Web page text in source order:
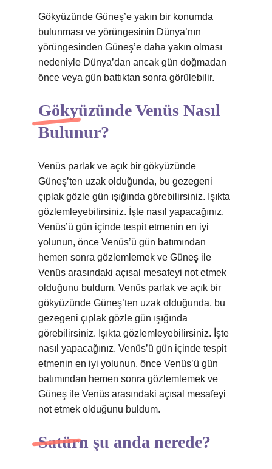
Gökyüzünde Güneş’e yakın bir konumda
bulunması ve yörüngesinin Dünya’nın
yörüngesinden Güneş’e daha yakın olması
nedeniyle Dünya’dan ancak gün doğmadan
önce veya gün battıktan sonra görülebilir.
Gökyüzünde Venüs Nasıl
Bulunur?
Venüs parlak ve açık bir gökyüzünde
Güneş’ten uzak olduğunda, bu gezegeni
çıplak gözle gün ışığında görebilirsiniz. Işıkta
gözlemleyebilirsiniz. İşte nasıl yapacağınız.
Venüs’ü gün içinde tespit etmenin en iyi
yolunun, önce Venüs’ü gün batımından
hemen sonra gözlemlemek ve Güneş ile
Venüs arasındaki açısal mesafeyi not etmek
olduğunu buldum. Venüs parlak ve açık bir
gökyüzünde Güneş’ten uzak olduğunda, bu
gezegeni çıplak gözle gün ışığında
görebilirsiniz. Işıkta gözlemleyebilirsiniz. İşte
nasıl yapacağınız. Venüs’ü gün içinde tespit
etmenin en iyi yolunun, önce Venüs’ü gün
batımından hemen sonra gözlemlemek ve
Güneş ile Venüs arasındaki açısal mesafeyi
not etmek olduğunu buldum.
Satürn şu anda nerede?